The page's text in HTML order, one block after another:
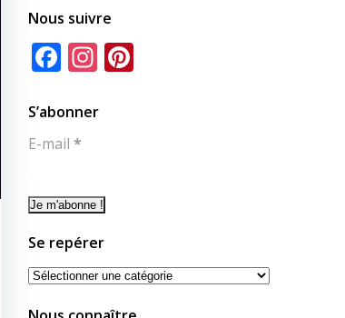
Nous suivre
Facebook
Instagram
S’abonner
E-mail *
Se repérer
Se